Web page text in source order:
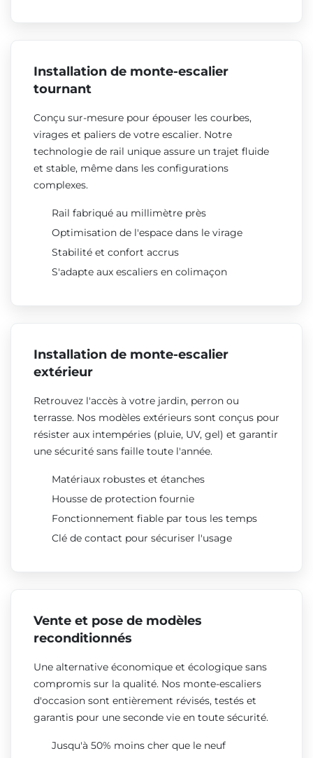
Installation de monte-escalier
tournant
Conçu sur-mesure pour épouser les courbes,
virages et paliers de votre escalier. Notre
technologie de rail unique assure un trajet fluide
et stable, même dans les configurations
complexes.
Rail fabriqué au millimètre près
Optimisation de l'espace dans le virage
Stabilité et confort accrus
S'adapte aux escaliers en colimaçon
Installation de monte-escalier
extérieur
Retrouvez l'accès à votre jardin, perron ou
terrasse. Nos modèles extérieurs sont conçus pour
résister aux intempéries (pluie, UV, gel) et garantir
une sécurité sans faille toute l'année.
Matériaux robustes et étanches
Housse de protection fournie
Fonctionnement fiable par tous les temps
Clé de contact pour sécuriser l'usage
Vente et pose de modèles
reconditionnés
Une alternative économique et écologique sans
compromis sur la qualité. Nos monte-escaliers
d'occasion sont entièrement révisés, testés et
garantis pour une seconde vie en toute sécurité.
Jusqu'à 50% moins cher que le neuf